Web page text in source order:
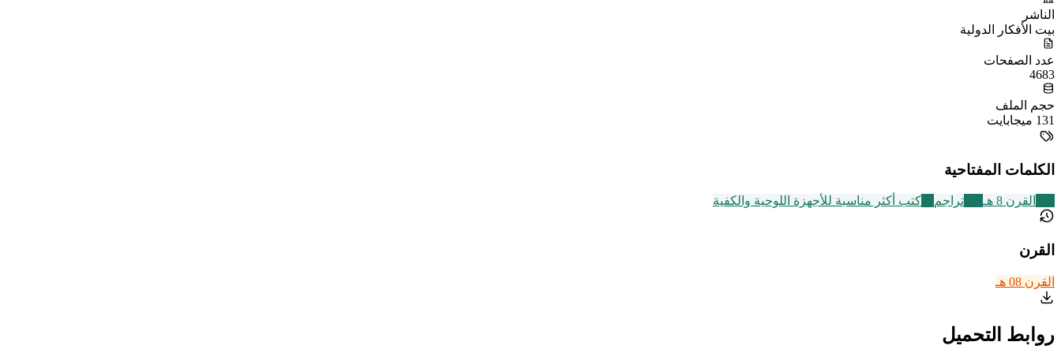
الناشر
بيت الأفكار الدولية
عدد الصفحات
4683
حجم الملف
131 ميجابايت
الكلمات المفتاحية
القرن 8 هـ تراجم كتب أكثر مناسبة للأجهزة اللوحية والكفية
القرن
القرن 08 هـ
روابط التحميل